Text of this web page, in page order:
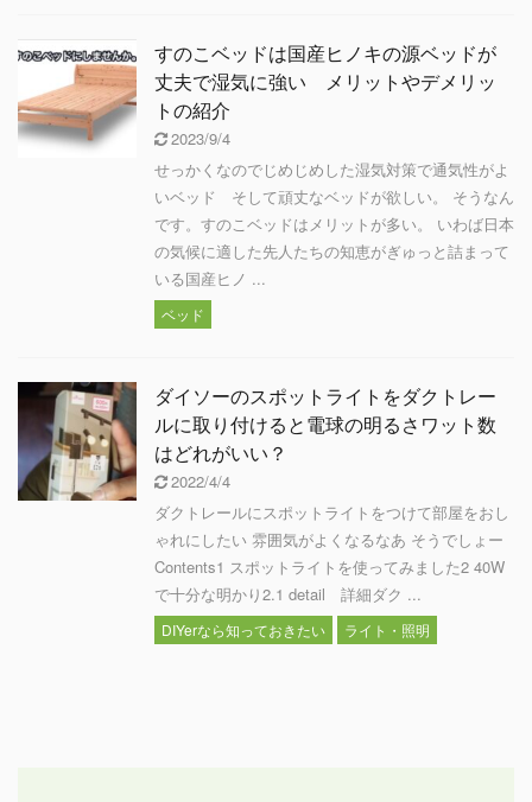
すのこベッドは国産ヒノキの源ベッドが
丈夫で湿気に強い メリットやデメリッ
トの紹介
2023/9/4
せっかくなのでじめじめした湿気対策で通気性がよ
いベッド そして頑丈なベッドが欲しい。 そうなん
です。すのこベッドはメリットが多い。 いわば日本
の気候に適した先人たちの知恵がぎゅっと詰まって
いる国産ヒノ ...
ベッド
ダイソーのスポットライトをダクトレー
ルに取り付けると電球の明るさワット数
はどれがいい？
2022/4/4
ダクトレールにスポットライトをつけて部屋をおし
ゃれにしたい 雰囲気がよくなるなあ そうでしょー
Contents1 スポットライトを使ってみました2 40W
で十分な明かり2.1 detail 詳細ダク ...
DIYerなら知っておきたい ライト・照明